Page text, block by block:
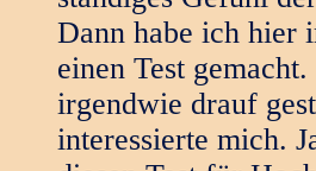
Dann habe ich hier
einen Test
irgendwie drauf
interessierte mich.